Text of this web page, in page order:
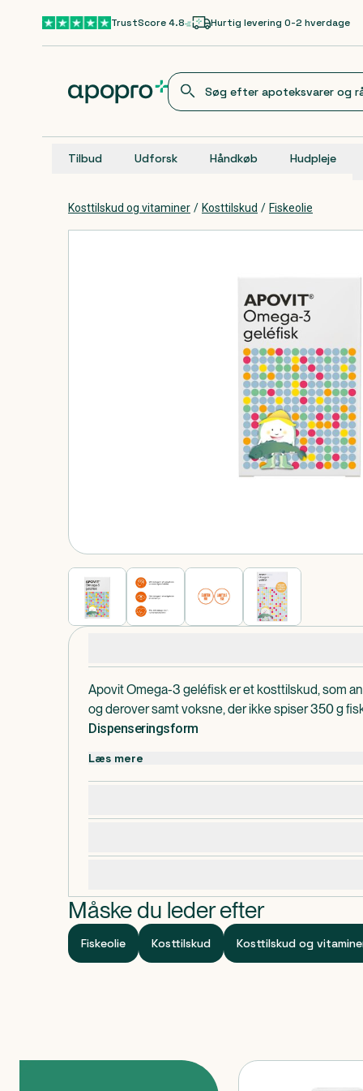
Gå til hovedindholdTrustScore 4.8 Hurtig levering 0-2 hverdage
Tilbud Udforsk Håndkøb Hudpleje
Kosttilskud og vitaminer / Kosttilskud / Fiskeolie
Apovit Omega-3 geléfisk er et kosttilskud, som
og derover samt voksne, der ikke spiser 350 g
Dispenseringsform
Læs mere
Måske du leder efter
Fiskeolie Kosttilskud Kosttilskud og